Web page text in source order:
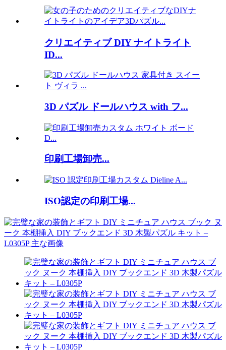
クリエイティブ DIY ナイトライト
ID...
3D パズル ドールハウス with フ...
印刷工場卸売...
ISO認定の印刷工場...